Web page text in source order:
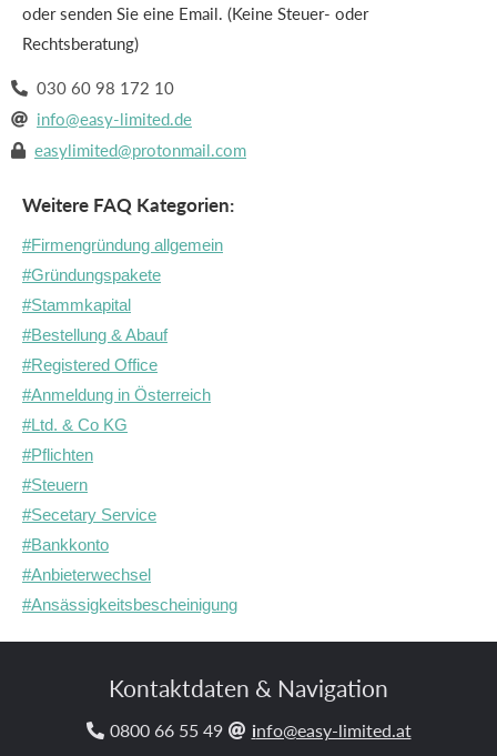
oder senden Sie eine Email. (Keine Steuer- oder
Rechtsberatung)
 030 60 98 172 10
 info@easy-limited.de
 easylimited@protonmail.com
Weitere FAQ Kategorien:
#Firmengründung allgemein
#Gründungspakete
#Stammkapital
#Bestellung & Abauf
#Registered Office
#Anmeldung in Österreich
#Ltd. & Co KG
#Pflichten
#Steuern
#Secetary Service
#Bankkonto
#Anbieterwechsel
#Ansässigkeitsbescheinigung
Kontaktdaten & Navigation
 0800­ 66­ 55­ 49  info@easy-limited.at